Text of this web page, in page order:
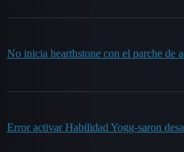
No inicia hearthstone con el parche de
Error activar Habilidad Yogg-saron